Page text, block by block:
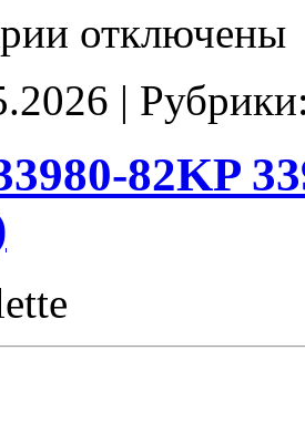
записи
61L5
33980-
00000
062690
Stage1
отключены
|
82KP